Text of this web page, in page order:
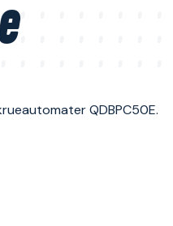
QDBPC50E.